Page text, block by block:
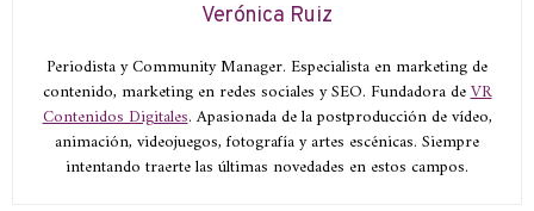
Verónica Ruiz
Periodista y Community Manager. Especialista en marketing de
contenido, marketing en redes sociales y SEO. Fundadora deVR
Contenidos Digitales. Apasionada de la postproducción de vídeo,
animación, videojuegos, fotografía y artes escénicas. Siempre
intentando traerte las últimas novedades en estos campos.